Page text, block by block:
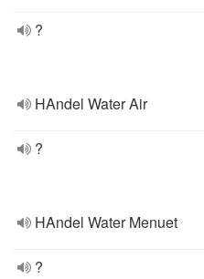
?
HAndel Water Air
?
HAndel Water Menuet
?